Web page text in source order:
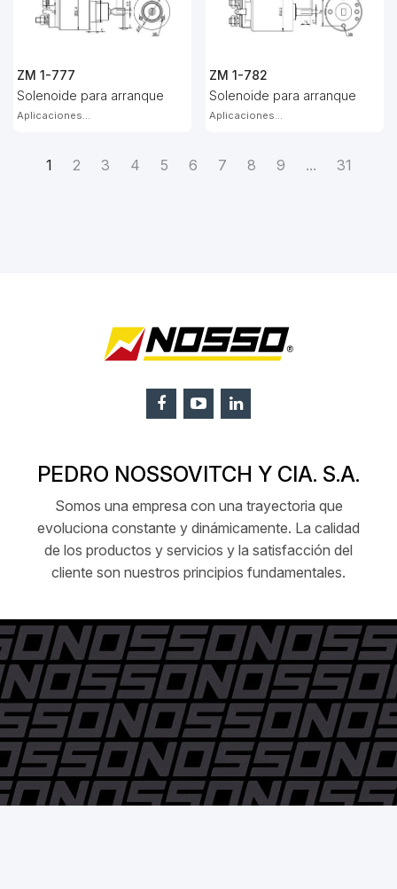
ZM 1-777
Solenoide para arranque
Aplicaciones...
ZM 1-782
Solenoide para arranque
Aplicaciones...
1 2 3 4 5 6 7 8 9 ... 31
PEDRO NOSSOVITCH Y CIA. S.A.
Somos una empresa con una trayectoria que
evoluciona constante y dinámicamente. La calidad
de los productos y servicios y la satisfacción del
cliente son nuestros principios fundamentales.